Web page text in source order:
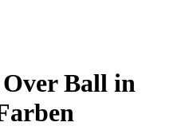
Ball in